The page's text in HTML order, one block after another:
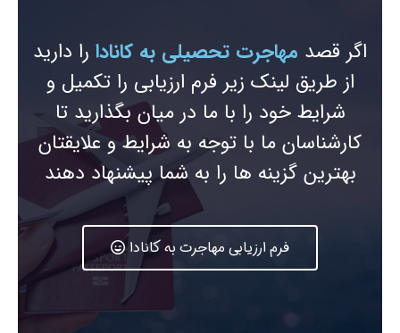
اگر قصد مهاجرت تحصیلی به کانادا را دارید
از طریق لینک زیر فرم ارزیابی را تکمیل و
شرایط خود را با ما در میان بگذارید تا
کارشناسان ما با توجه به شرایط و علایقتان
بهترین گزینه ها را به شما پیشنهاد دهند
فرم ارزیابی مهاجرت به کانادا